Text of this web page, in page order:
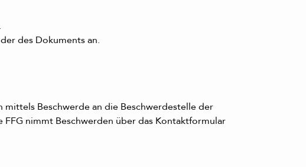
.
des Dokuments an.
Beschwerde an die Beschwerdestelle der
nimmt Beschwerden über das Kontaktformular